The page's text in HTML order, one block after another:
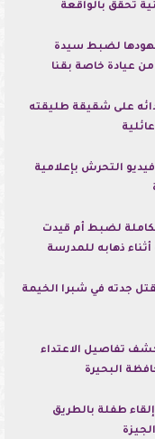
تحقق بالواقعة
جهودها لضبط سيدة
عيادة خاصة بقنا
على شقيقة طليقته
التحرش بإعلامية
لضبط أم قيدت
ذهابه للمدرسة
جدته في شبرا الخيمة
تفاصيل الاعتداء
البحيرة
طفلة بالطريق